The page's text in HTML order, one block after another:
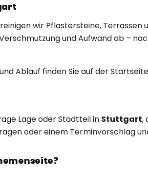
reinigen wir Pflastersteine, Terrassen
und Aufwand ab –
Ablauf finden Sie auf der
Lage oder Stadtteil in Stuttgart,
oder einem Terminvorschlag